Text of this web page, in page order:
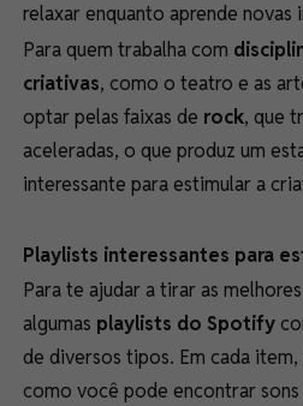
relaxar enquanto aprende novas
Para quem trabalha com
criativas, como o teatro e as
optar pelas faixas de rock, que
aceleradas, o que produz um
interessante para estimular a
Playlists interessantes para
Para te ajudar a tirar as
algumas playlists do Spotify
de diversos tipos. Em cada
como você pode encontrar